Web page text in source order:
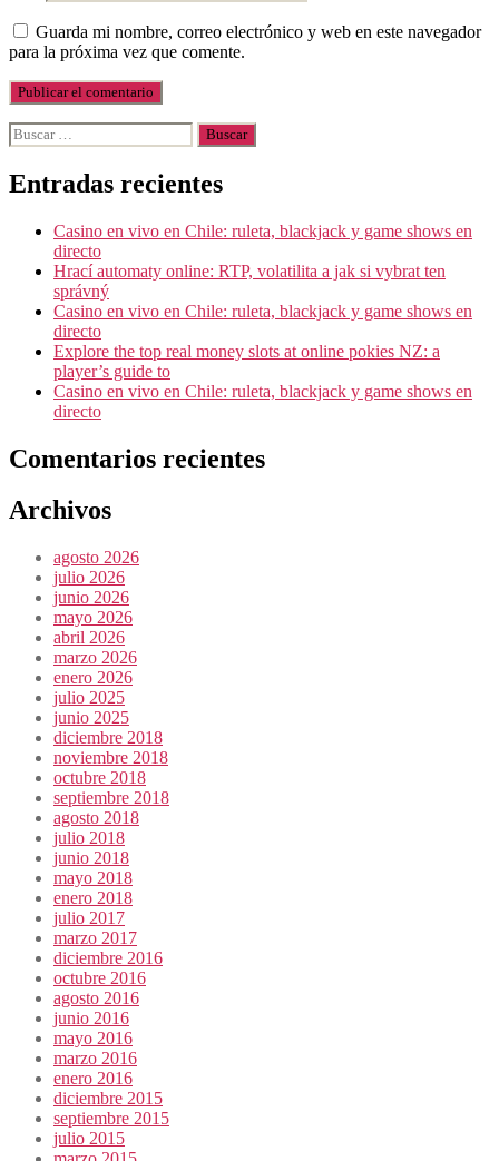
Guarda mi nombre, correo electrónico y web en este navegador
para la próxima vez que comente.
Buscar:
Entradas recientes
Casino en vivo en Chile: ruleta, blackjack y game shows en
directo
Hrací automaty online: RTP, volatilita a jak si vybrat ten
správný
Casino en vivo en Chile: ruleta, blackjack y game shows en
directo
Explore the top real money slots at online pokies NZ: a
player’s guide to
Casino en vivo en Chile: ruleta, blackjack y game shows en
directo
Comentarios recientes
Archivos
agosto 2026
julio 2026
junio 2026
mayo 2026
abril 2026
marzo 2026
enero 2026
julio 2025
junio 2025
diciembre 2018
noviembre 2018
octubre 2018
septiembre 2018
agosto 2018
julio 2018
junio 2018
mayo 2018
enero 2018
julio 2017
marzo 2017
diciembre 2016
octubre 2016
agosto 2016
junio 2016
mayo 2016
marzo 2016
enero 2016
diciembre 2015
septiembre 2015
julio 2015